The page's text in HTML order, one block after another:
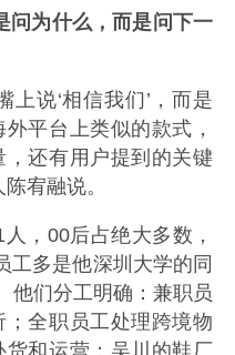
问为什么，而是问下一
上说‘相信我们’，而是
平台上类似的款式，
还有用户提到的关键
宥融说。
，00后占绝大多数，
工多是他深圳大学的同
他们分工明确：兼职员
全职员工处理跨境物
和运营；吴川的鞋厂